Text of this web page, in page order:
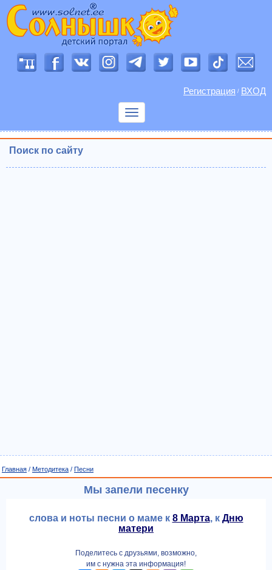
Регистрация / ВХОД
Показать
Поиск по сайту
Главная / Методитека / Песни
Мы запели песенку
слова и ноты песни о маме к 8 Марта, к Дню
матери
Поделитесь с друзьями, возможно,
им с нужна эта информация!